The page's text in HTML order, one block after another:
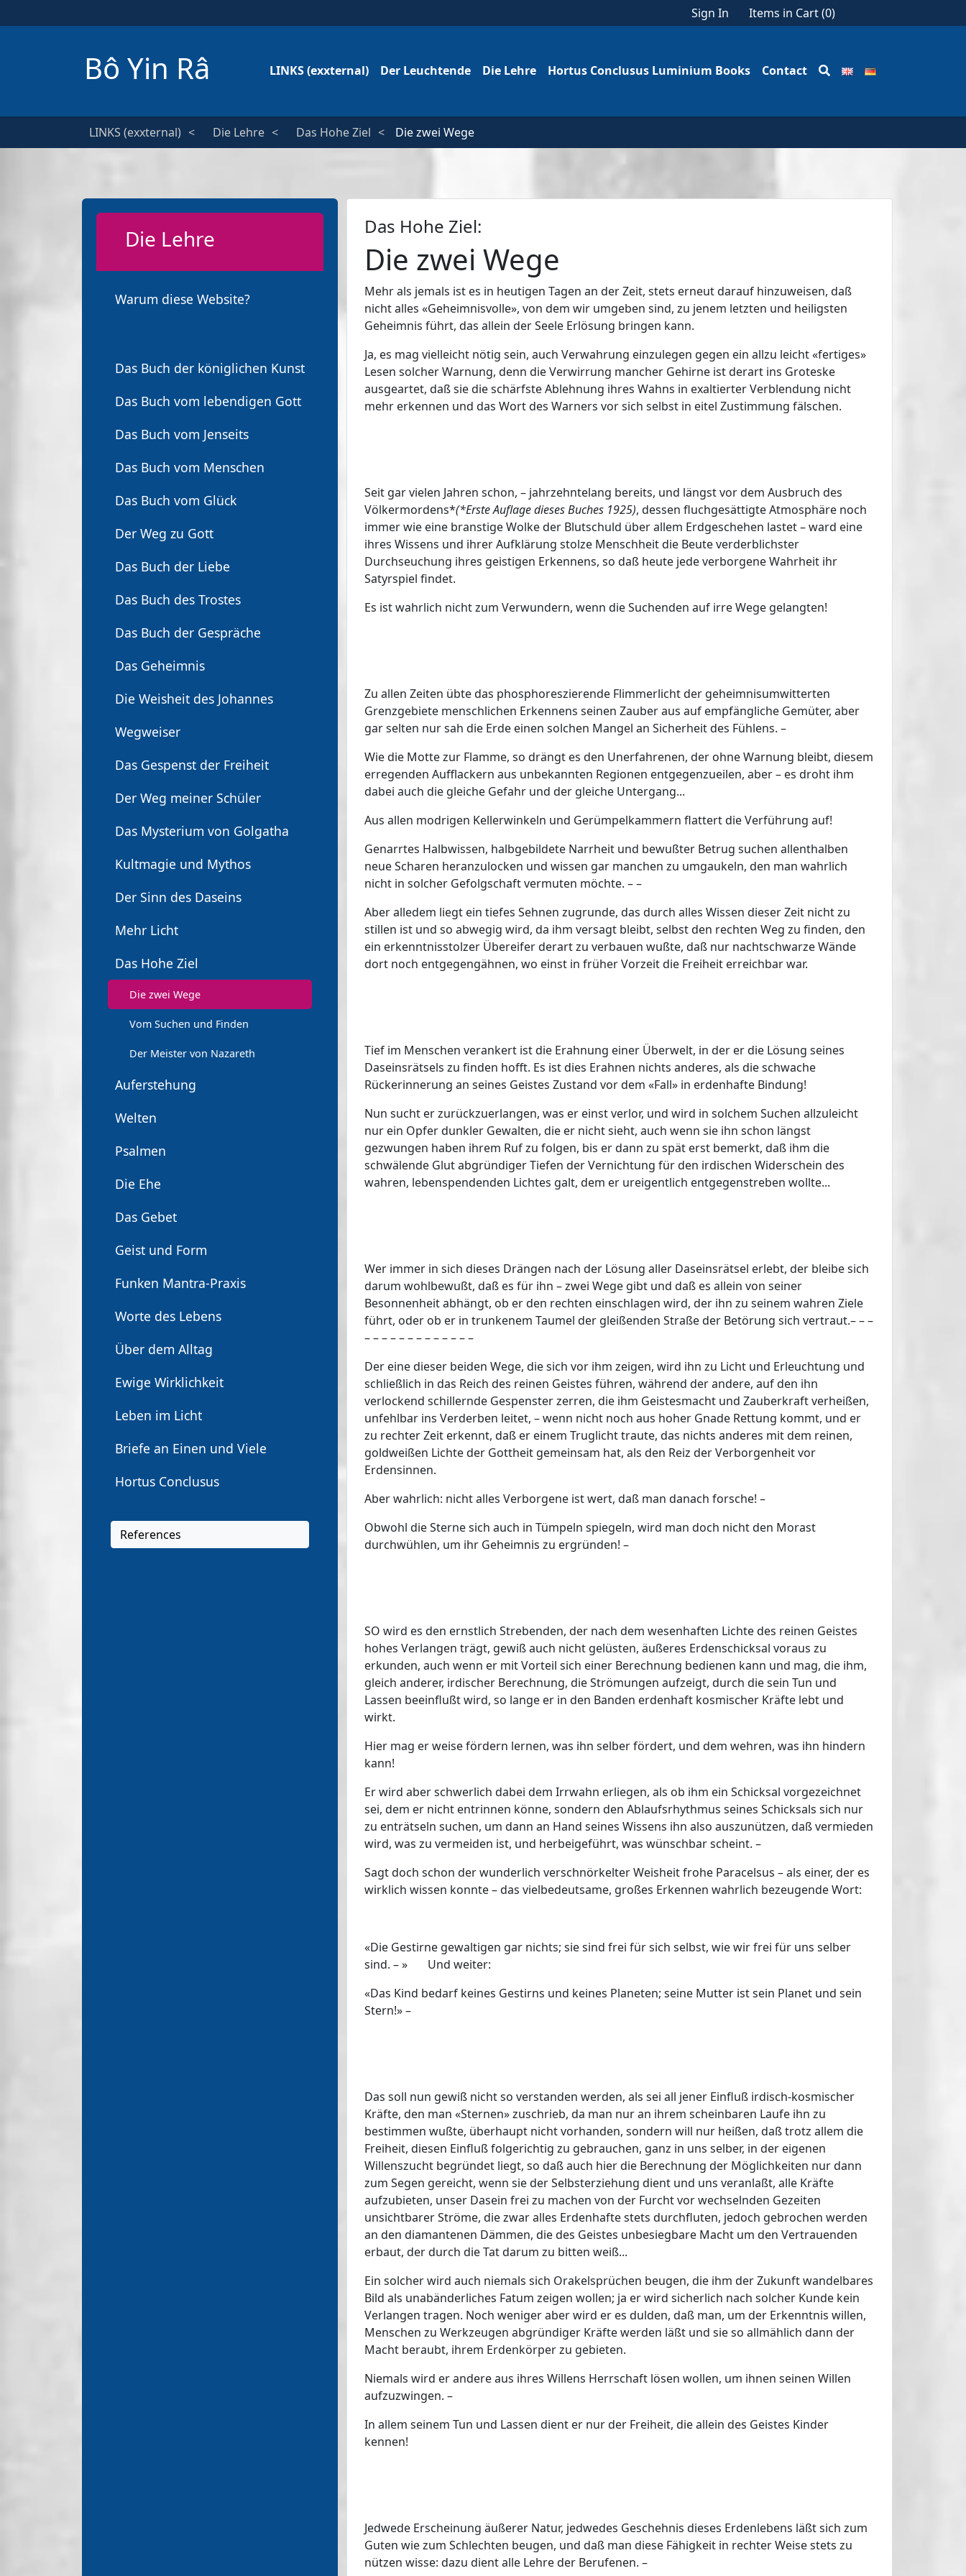
Sign In Items in Cart (0)
Bô Yin Râ LINKS (exxternal) Der Leuchtende Die Lehre Hortus Conclusus Luminium Books Contact
LINKS (exxternal) Die Lehre Das Hohe Ziel Die zwei Wege
Die Lehre
Warum diese Website?
Das Buch der königlichen Kunst
Das Buch vom lebendigen Gott
Das Buch vom Jenseits
Das Buch vom Menschen
Das Buch vom Glück
Der Weg zu Gott
Das Buch der Liebe
Das Buch des Trostes
Das Buch der Gespräche
Das Geheimnis
Die Weisheit des Johannes
Wegweiser
Das Gespenst der Freiheit
Der Weg meiner Schüler
Das Mysterium von Golgatha
Kultmagie und Mythos
Der Sinn des Daseins
Mehr Licht
Das Hohe Ziel
Die zwei Wege
Vom Suchen und Finden
Der Meister von Nazareth
Auferstehung
Welten
Psalmen
Die Ehe
Das Gebet
Geist und Form
Funken Mantra-Praxis
Worte des Lebens
Über dem Alltag
Ewige Wirklichkeit
Leben im Licht
Briefe an Einen und Viele
Hortus Conclusus
References
Das Hohe Ziel:
Die zwei Wege
Mehr als jemals ist es in heutigen Tagen an der Zeit, stets erneut darauf hinzuweisen, daß
nicht alles «Geheimnisvolle», von dem wir umgeben sind, zu jenem letzten und heiligsten
Geheimnis führt, das allein der Seele Erlösung bringen kann.
Ja, es mag vielleicht nötig sein, auch Verwahrung einzulegen gegen ein allzu leicht «fertiges»
Lesen solcher Warnung, denn die Verwirrung mancher Gehirne ist derart ins Groteske
ausgeartet, daß sie die schärfste Ablehnung ihres Wahns in exaltierter Verblendung nicht
mehr erkennen und das Wort des Warners vor sich selbst in eitel Zustimmung fälschen.
Seit gar vielen Jahren schon, – jahrzehntelang bereits, und längst vor dem Ausbruch des
Völkermordens*(*Erste Auflage dieses Buches 1925), dessen fluchgesättigte Atmosphäre noch
immer wie eine branstige Wolke der Blutschuld über allem Erdgeschehen lastet – ward eine
ihres Wissens und ihrer Aufklärung stolze Menschheit die Beute verderblichster
Durchseuchung ihres geistigen Erkennens, so daß heute jede verborgene Wahrheit ihr
Satyrspiel findet.
Es ist wahrlich nicht zum Verwundern, wenn die Suchenden auf irre Wege gelangten!
Zu allen Zeiten übte das phosphoreszierende Flimmerlicht der geheimnisumwitterten
Grenzgebiete menschlichen Erkennens seinen Zauber aus auf empfängliche Gemüter, aber
gar selten nur sah die Erde einen solchen Mangel an Sicherheit des Fühlens. –
Wie die Motte zur Flamme, so drängt es den Unerfahrenen, der ohne Warnung bleibt, diesem
erregenden Aufflackern aus unbekannten Regionen entgegenzueilen, aber – es droht ihm
dabei auch die gleiche Gefahr und der gleiche Untergang...
Aus allen modrigen Kellerwinkeln und Gerümpelkammern flattert die Verführung auf!
Genarrtes Halbwissen, halbgebildete Narrheit und bewußter Betrug suchen allenthalben
neue Scharen heranzulocken und wissen gar manchen zu umgaukeln, den man wahrlich
nicht in solcher Gefolgschaft vermuten möchte. – –
Aber alledem liegt ein tiefes Sehnen zugrunde, das durch alles Wissen dieser Zeit nicht zu
stillen ist und so abwegig wird, da ihm versagt bleibt, selbst den rechten Weg zu finden, den
ein erkenntnisstolzer Übereifer derart zu verbauen wußte, daß nur nachtschwarze Wände
dort noch entgegengähnen, wo einst in früher Vorzeit die Freiheit erreichbar war.
Tief im Menschen verankert ist die Erahnung einer Überwelt, in der er die Lösung seines
Daseinsrätsels zu finden hofft. Es ist dies Erahnen nichts anderes, als die schwache
Rückerinnerung an seines Geistes Zustand vor dem «Fall» in erdenhafte Bindung!
Nun sucht er zurückzuerlangen, was er einst verlor, und wird in solchem Suchen allzuleicht
nur ein Opfer dunkler Gewalten, die er nicht sieht, auch wenn sie ihn schon längst
gezwungen haben ihrem Ruf zu folgen, bis er dann zu spät erst bemerkt, daß ihm die
schwälende Glut abgründiger Tiefen der Vernichtung für den irdischen Widerschein des
wahren, lebenspendenden Lichtes galt, dem er ureigentlich entgegenstreben wollte...
Wer immer in sich dieses Drängen nach der Lösung aller Daseinsrätsel erlebt, der bleibe sich
darum wohlbewußt, daß es für ihn – zwei Wege gibt und daß es allein von seiner
Besonnenheit abhängt, ob er den rechten einschlagen wird, der ihn zu seinem wahren Ziele
führt, oder ob er in trunkenem Taumel der gleißenden Straße der Betörung sich vertraut.– – –
– – – – – – – – – – – – –
Der eine dieser beiden Wege, die sich vor ihm zeigen, wird ihn zu Licht und Erleuchtung und
schließlich in das Reich des reinen Geistes führen, während der andere, auf den ihn
verlockend schillernde Gespenster zerren, die ihm Geistesmacht und Zauberkraft verheißen,
unfehlbar ins Verderben leitet, – wenn nicht noch aus hoher Gnade Rettung kommt, und er
zu rechter Zeit erkennt, daß er einem Truglicht traute, das nichts anderes mit dem reinen,
goldweißen Lichte der Gottheit gemeinsam hat, als den Reiz der Verborgenheit vor
Erdensinnen.
Aber wahrlich: nicht alles Verborgene ist wert, daß man danach forsche! –
Obwohl die Sterne sich auch in Tümpeln spiegeln, wird man doch nicht den Morast
durchwühlen, um ihr Geheimnis zu ergründen! –
SO wird es den ernstlich Strebenden, der nach dem wesenhaften Lichte des reinen Geistes
hohes Verlangen trägt, gewiß auch nicht gelüsten, äußeres Erdenschicksal voraus zu
erkunden, auch wenn er mit Vorteil sich einer Berechnung bedienen kann und mag, die ihm,
gleich anderer, irdischer Berechnung, die Strömungen aufzeigt, durch die sein Tun und
Lassen beeinflußt wird, so lange er in den Banden erdenhaft kosmischer Kräfte lebt und
wirkt.
Hier mag er weise fördern lernen, was ihn selber fördert, und dem wehren, was ihn hindern
kann!
Er wird aber schwerlich dabei dem Irrwahn erliegen, als ob ihm ein Schicksal vorgezeichnet
sei, dem er nicht entrinnen könne, sondern den Ablaufsrhythmus seines Schicksals sich nur
zu enträtseln suchen, um dann an Hand seines Wissens ihn also auszunützen, daß vermieden
wird, was zu vermeiden ist, und herbeigeführt, was wünschbar scheint. –
Sagt doch schon der wunderlich verschnörkelter Weisheit frohe Paracelsus – als einer, der es
wirklich wissen konnte – das vielbedeutsame, großes Erkennen wahrlich bezeugende Wort:
«Die Gestirne gewaltigen gar nichts; sie sind frei für sich selbst, wie wir frei für uns selber
sind. – » Und weiter:
«Das Kind bedarf keines Gestirns und keines Planeten; seine Mutter ist sein Planet und sein
Stern!» –
Das soll nun gewiß nicht so verstanden werden, als sei all jener Einfluß irdisch-kosmischer
Kräfte, den man «Sternen» zuschrieb, da man nur an ihrem scheinbaren Laufe ihn zu
bestimmen wußte, überhaupt nicht vorhanden, sondern will nur heißen, daß trotz allem die
Freiheit, diesen Einfluß folgerichtig zu gebrauchen, ganz in uns selber, in der eigenen
Willenszucht begründet liegt, so daß auch hier die Berechnung der Möglichkeiten nur dann
zum Segen gereicht, wenn sie der Selbsterziehung dient und uns veranlaßt, alle Kräfte
aufzubieten, unser Dasein frei zu machen von der Furcht vor wechselnden Gezeiten
unsichtbarer Ströme, die zwar alles Erdenhafte stets durchfluten, jedoch gebrochen werden
an den diamantenen Dämmen, die des Geistes unbesiegbare Macht um den Vertrauenden
erbaut, der durch die Tat darum zu bitten weiß...
Ein solcher wird auch niemals sich Orakelsprüchen beugen, die ihm der Zukunft wandelbares
Bild als unabänderliches Fatum zeigen wollen; ja er wird sicherlich nach solcher Kunde kein
Verlangen tragen. Noch weniger aber wird er es dulden, daß man, um der Erkenntnis willen,
Menschen zu Werkzeugen abgründiger Kräfte werden läßt und sie so allmählich dann der
Macht beraubt, ihrem Erdenkörper zu gebieten.
Niemals wird er andere aus ihres Willens Herrschaft lösen wollen, um ihnen seinen Willen
aufzuzwingen. –
In allem seinem Tun und Lassen dient er nur der Freiheit, die allein des Geistes Kinder
kennen!
Jedwede Erscheinung äußerer Natur, jedwedes Geschehnis dieses Erdenlebens läßt sich zum
Guten wie zum Schlechten beugen, und daß man diese Fähigkeit in rechter Weise stets zu
nützen wisse: dazu dient alle Lehre der Berufenen. –